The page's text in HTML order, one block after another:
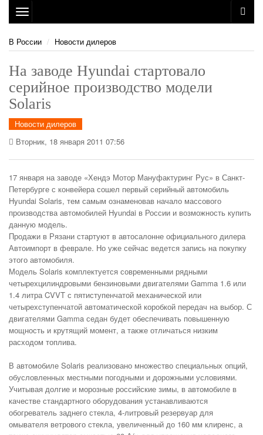
Toggle
navigation
В России
Новости дилеров
На заводе Hyundai стартовало
серийное производство модели
Solaris
Новости дилеров
Вторник, 18 января 2011 07:56
17 января на заводе «Хендэ Мотор Мануфактуринг Рус» в Санкт-
Петербурге с конвейера сошел первый серийный автомобиль
Hyundai Solaris, тем самым ознаменовав начало массового
производства автомобилей Hyundai в России и возможность купить
данную модель.
Продажи в Рязани стартуют в автосалонне официального дилера
Автоимпорт в феврале. Но уже сейчас ведется запись на покупку
этого автомобиля.
Модель Solaris комплектуется современными рядными
четырехцилиндровыми бензиновыми двигателями Gamma 1.6 или
1.4 литра CVVT с пятиступенчатой механической или
четырехступенчатой автоматической коробкой передач на выбор. С
двигателями Gamma седан будет обеспечивать повышенную
мощность и крутящий момент, а также отличаться низким
расходом топлива.
В автомобиле Solaris реализовано множество специальных опций,
обусловленных местными погодными и дорожными условиями.
Учитывая долгие и морозные российские зимы, в автомобиле в
качестве стандартного оборудования устанавливаются
обогреватель заднего стекла, 4-литровый резервуар для
омывателя ветрового стекла, увеличенный до 160 мм клиренс, а